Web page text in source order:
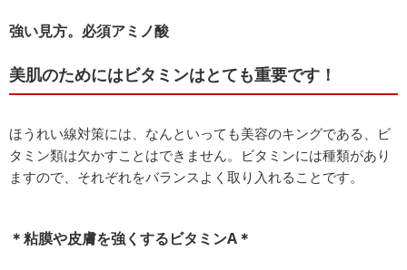
強い見方。必須アミノ酸
美肌のためにはビタミンはとても重要です！
ほうれい線対策には、なんといっても美容のキングである、ビ
タミン類は欠かすことはできません。ビタミンには種類があり
ますので、それぞれをバランスよく取り入れることです。
＊粘膜や皮膚を強くするビタミンA＊